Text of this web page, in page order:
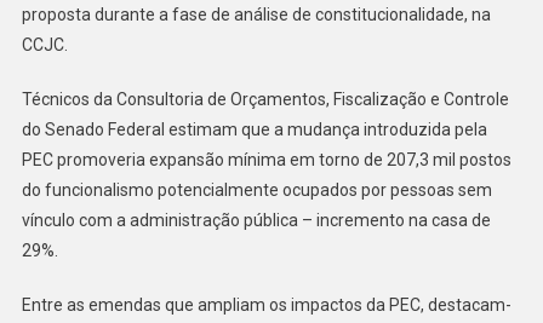
proposta durante a fase de análise de constitucionalidade, na
CCJC.
Técnicos da Consultoria de Orçamentos, Fiscalização e Controle
do Senado Federal estimam que a mudança introduzida pela
PEC promoveria expansão mínima em torno de 207,3 mil postos
do funcionalismo potencialmente ocupados por pessoas sem
vínculo com a administração pública – incremento na casa de
29%.
Entre as emendas que ampliam os impactos da PEC, destacam-